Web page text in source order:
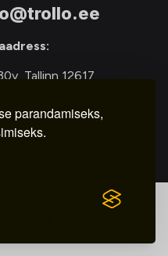
parandamiseks,
Tallinn 12617
18.00